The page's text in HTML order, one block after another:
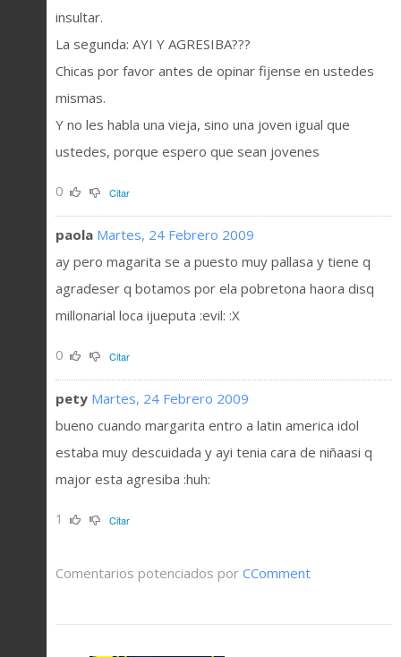
insultar.
La segunda: AYI Y AGRESIBA???
Chicas por favor antes de opinar fijense en ustedes
mismas.
Y no les habla una vieja, sino una joven igual que
ustedes, porque espero que sean jovenes
0 Citar
paola Martes, 24 Febrero 2009
ay pero magarita se a puesto muy pallasa y tiene q
agradeser q botamos por ela pobretona haora disq
millonarial loca ijueputa :evil: :X
0 Citar
pety Martes, 24 Febrero 2009
bueno cuando margarita entro a latin america idol
estaba muy descuidada y ayi tenia cara de niñaasi q
major esta agresiba :huh:
1 Citar
Comentarios potenciados por CComment